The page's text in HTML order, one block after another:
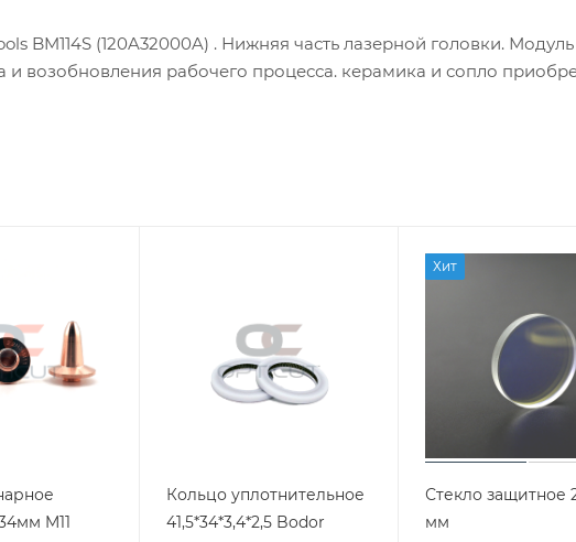
BM114S (120A32000A) . Нижняя часть лазерной головки. Модуль
и возобновления рабочего процесса. керамика и сопло
D=27мм H=34мм M11
Кольцо уплотнительное
41,5*34*3,4*2,5 Bodor
Хит
Стекло защитное
мм